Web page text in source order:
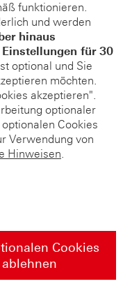
funktionieren.
und werden
hinaus
für 30
optional und Sie
möchten.
akzeptieren".
optionaler
Cookies
Verwendung von
Hinweisen.
Cookies
ablehnen